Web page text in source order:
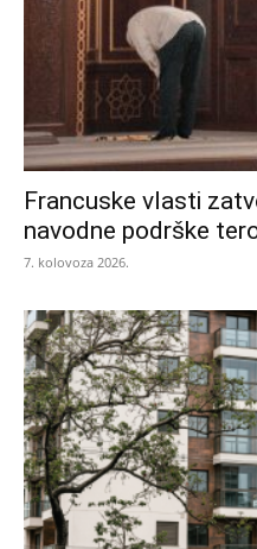
Francuske vlasti
navodne podrške
7. kolovoza 2026.